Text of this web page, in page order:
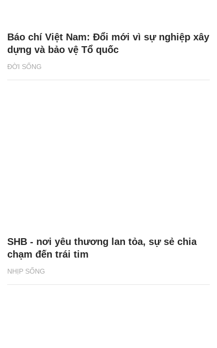
ĐỜI SỐNG
Báo chí Việt Nam: Đổi mới vì sự nghiệp xây
dựng và bảo vệ Tổ quốc
NHỊP SỐNG
SHB - nơi yêu thương lan tỏa, sự sẻ chia
chạm đến trái tim